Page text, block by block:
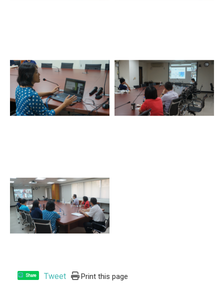
Share Tweet Print this page